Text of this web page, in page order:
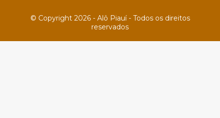
© Copyright 2026 - Alô Piauí - Todos os direitos
reservados